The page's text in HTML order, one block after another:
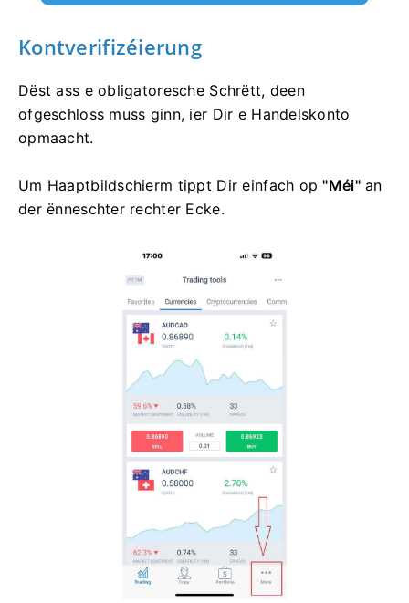
Kontverifizéierung
Dëst ass e obligatoresche Schrëtt, deen
ofgeschloss muss ginn, ier Dir e Handelskonto
opmaacht.
Um Haaptbildschierm tippt Dir einfach op "Méi"an
der ënneschter rechter Ecke.